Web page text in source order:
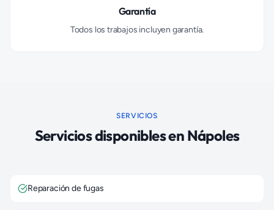
Garantía
Todos los trabajos incluyen garantía.
SERVICIOS
Servicios disponibles en Nápoles
Reparación de fugas